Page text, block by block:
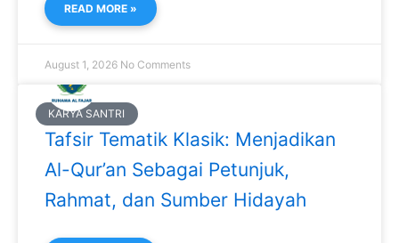
READ MORE »
August 1, 2026 No Comments
KARYA SANTRI
Tafsir Tematik Klasik: Menjadikan
Al-Qur’an Sebagai Petunjuk,
Rahmat, dan Sumber Hidayah